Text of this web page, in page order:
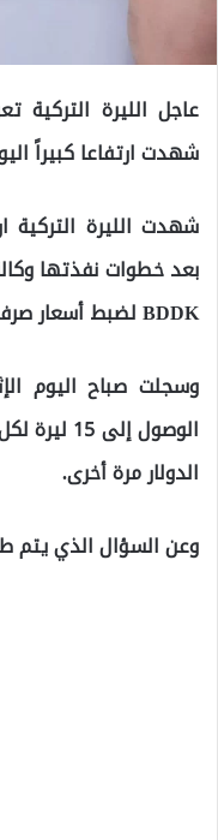
عاجل الليرة التركية
شهدت ارتفاعا كبيراً
شهدت الليرة التركية
بعد خطوات نفذتها
BDDK لضبط أسعار صرف العملات مقابل الليرة.
وسجلت صباح اليوم
الوصول
الدولار مرة أخرى.
وعن السؤال الذي